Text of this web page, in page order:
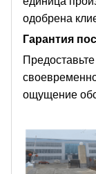
одобрена
Гарантия
ощущение